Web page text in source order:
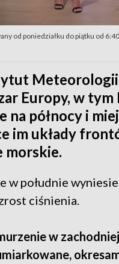
od poniedziałku do piątku od
Meteorologii
Europy, w
na północy i
im układy
morskie.
w południe
ciśnienia.
w zachodniej